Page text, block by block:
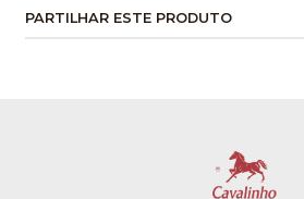
PARTILHAR ESTE PRODUTO